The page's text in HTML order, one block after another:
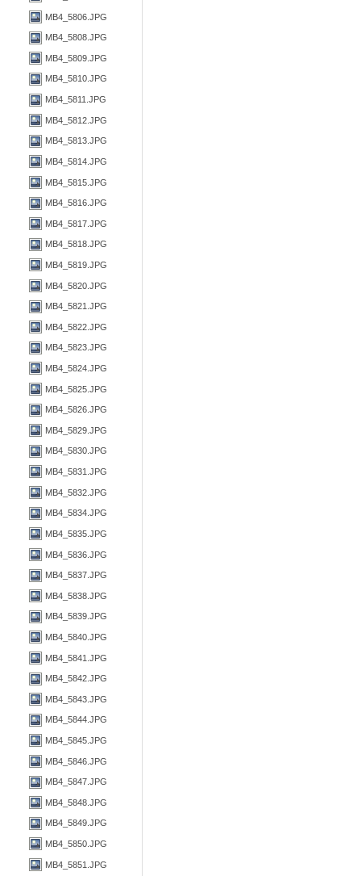
MB4_5806.JPG
MB4_5808.JPG
MB4_5809.JPG
MB4_5810.JPG
MB4_5811.JPG
MB4_5812.JPG
MB4_5813.JPG
MB4_5814.JPG
MB4_5815.JPG
MB4_5816.JPG
MB4_5817.JPG
MB4_5818.JPG
MB4_5819.JPG
MB4_5820.JPG
MB4_5821.JPG
MB4_5822.JPG
MB4_5823.JPG
MB4_5824.JPG
MB4_5825.JPG
MB4_5826.JPG
MB4_5829.JPG
MB4_5830.JPG
MB4_5831.JPG
MB4_5832.JPG
MB4_5834.JPG
MB4_5835.JPG
MB4_5836.JPG
MB4_5837.JPG
MB4_5838.JPG
MB4_5839.JPG
MB4_5840.JPG
MB4_5841.JPG
MB4_5842.JPG
MB4_5843.JPG
MB4_5844.JPG
MB4_5845.JPG
MB4_5846.JPG
MB4_5847.JPG
MB4_5848.JPG
MB4_5849.JPG
MB4_5850.JPG
MB4_5851.JPG